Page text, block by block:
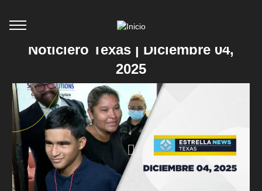
Noticiero Texas | Diciembre 04,
2025